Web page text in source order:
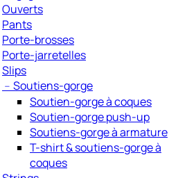
Ouverts
Pants
Porte-brosses
Porte-jarretelles
Slips
﹣ Soutiens-gorge
Soutien-gorge à coques
Soutien-gorge push-up
Soutiens-gorge à armature
T-shirt & soutiens-gorge à
coques